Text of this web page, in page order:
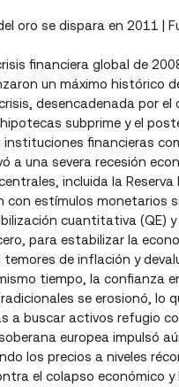
oro se dispara en 2011 |
financiera global de
un máximo histórico
desencadenada por el
subprime y el
financieras
a una severa recesión
incluida la Reserva
con estímulos monetarios
cuantitativa (QE)
para estabilizar la
de inflación y
tiempo, la confianza
se erosionó, lo
a buscar activos refugio
europea impulsó
los precios a niveles
el colapso económico y